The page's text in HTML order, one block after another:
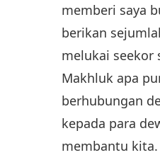
memberi saya
berikan
melukai seekor
Makhluk apa
berhubungan
kepada para
membantu